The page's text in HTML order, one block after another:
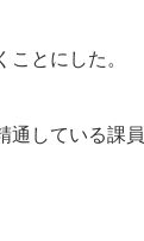
とにした。
している課員